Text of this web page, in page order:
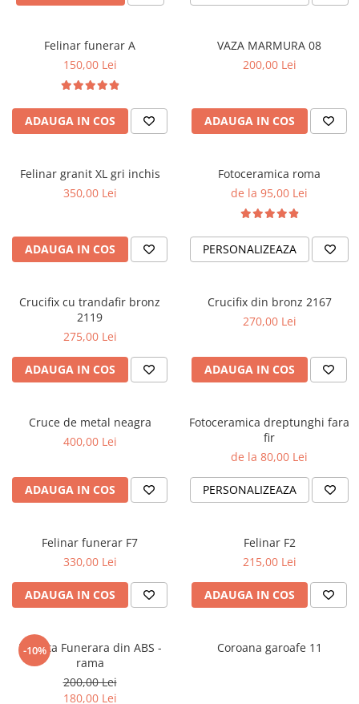
Felinar funerar A
150,00 Lei
ADAUGA IN COS
VAZA MARMURA 08
200,00 Lei
ADAUGA IN COS
Felinar granit XL gri inchis
350,00 Lei
ADAUGA IN COS
Fotoceramica roma
de la 95,00 Lei
PERSONALIZEAZA
Crucifix cu trandafir bronz
2119
275,00 Lei
ADAUGA IN COS
Crucifix din bronz 2167
270,00 Lei
ADAUGA IN COS
Cruce de metal neagra
400,00 Lei
ADAUGA IN COS
Fotoceramica dreptunghi fara
fir
de la 80,00 Lei
PERSONALIZEAZA
Felinar funerar F7
330,00 Lei
ADAUGA IN COS
Felinar F2
215,00 Lei
ADAUGA IN COS
-10%
Placuta Funerara din ABS -
rama
200,00 Lei
180,00 Lei
Coroana garoafe 11